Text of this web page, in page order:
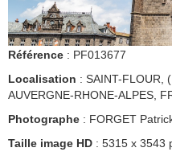
Référence : PF013677
Localisation : SAINT-FLOUR,
AUVERGNE-RHONE-ALPES,
Photographe : FORGET
Taille image HD : 5315 x 3543